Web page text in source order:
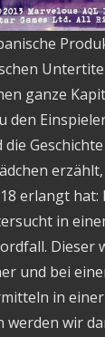
ganze
den
die
erlangt hat:
in
Dieser
und bei
in
werden wir